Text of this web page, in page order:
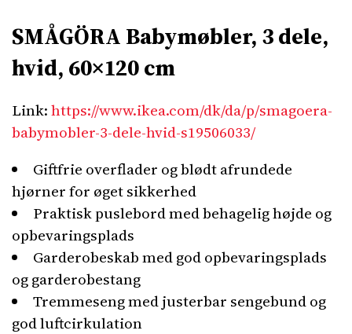
SMÅGÖRA Babymøbler, 3 dele,
hvid, 60×120 cm
Link:https://www.ikea.com/dk/da/p/smagoera-
babymobler-3-dele-hvid-s19506033/
Giftfrie overflader og blødt afrundede
hjørner for øget sikkerhed
Praktisk puslebord med behagelig højde og
opbevaringsplads
Garderobeskab med god opbevaringsplads
og garderobestang
Tremmeseng med justerbar sengebund og
god luftcirkulation